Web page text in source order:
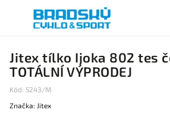
Jitex tílko Ijoka 802 tes
TOTÁLNÍ VÝPRODEJ
Kód: 5243/M
Značka: Jitex